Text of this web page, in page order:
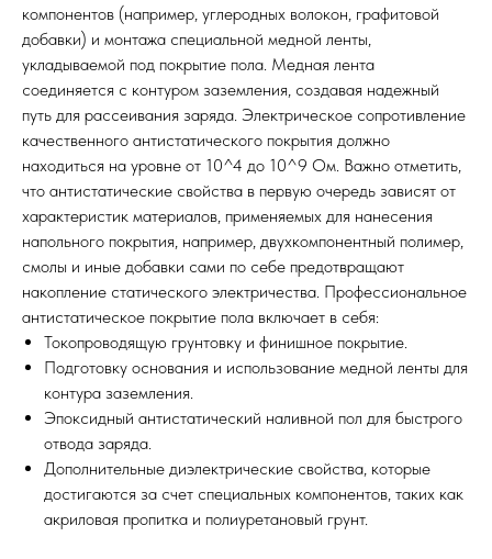
компонентов (например, углеродных волокон, графитовой
добавки) и монтажа специальной медной ленты,
укладываемой под покрытие пола. Медная лента
соединяется с контуром заземления, создавая надежный
путь для рассеивания заряда. Электрическое сопротивление
качественного антистатического покрытия должно
находиться на уровне от 10^4 до 10^9 Ом. Важно отметить,
что антистатические свойства в первую очередь зависят от
характеристик материалов, применяемых для нанесения
напольного покрытия, например, двухкомпонентный полимер,
смолы и иные добавки сами по себе предотвращают
накопление статического электричества. Профессиональное
антистатическое покрытие пола включает в себя:
Токопроводящую грунтовку и финишное покрытие.
Подготовку основания и использование медной ленты для
контура заземления.
Эпоксидный антистатический наливной пол для быстрого
отвода заряда.
Дополнительные диэлектрические свойства, которые
достигаются за счет специальных компонентов, таких как
акриловая пропитка и полиуретановый грунт.
В кратчайшие сроки приступим
к работе над вашим проектом
начать работу